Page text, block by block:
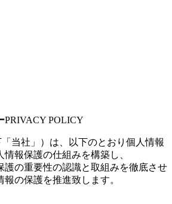
PRIVACY POLICY
当社」）は、以下のとおり個人情報
報保護の仕組みを構築し、
護の重要性の認識と取組みを徹底させ
の保護を推進致します。